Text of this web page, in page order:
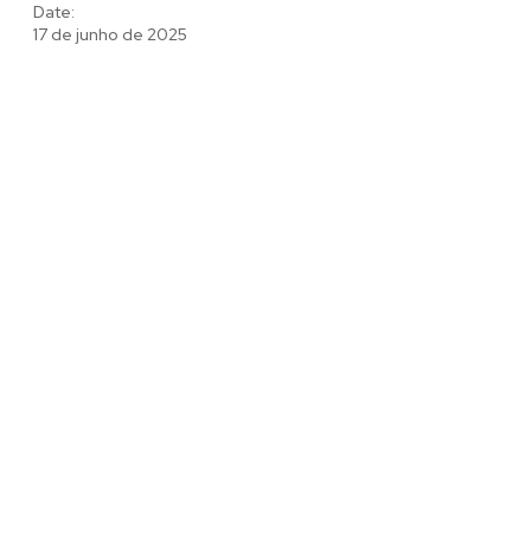
Date:
17 de junho de 2025